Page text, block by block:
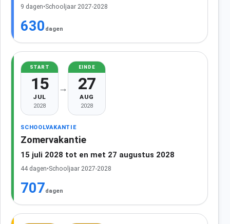
9 dagen•Schooljaar 2027-2028
630 dagen
START
15
JUL
2028
→
EINDE
27
AUG
2028
SCHOOLVAKANTIE
Zomervakantie
15 juli 2028 tot en met 27 augustus 2028
44 dagen•Schooljaar 2027-2028
707dagen